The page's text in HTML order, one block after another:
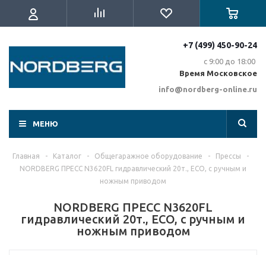
+7 (499) 450-90-24
с 9:00 до 18:00
Время Московское
info@nordberg-online.ru
МЕНЮ
Главная - Каталог - Общегаражное оборудование - Прессы
-
NORDBERG ПРЕСС N3620FL гидравлический 20т., ECO, с ручным и
ножным приводом
NORDBERG ПРЕСС N3620FL
гидравлический 20т., ECO, с ручным и
ножным приводом